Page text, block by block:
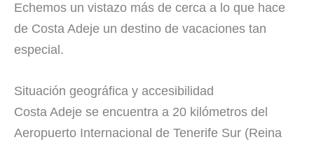
Echemos un vistazo más de cerca a lo que hace
de Costa Adeje un destino de vacaciones tan
especial.
Situación geográfica y accesibilidad
Costa Adeje se encuentra a 20 kilómetros del
Aeropuerto Internacional de Tenerife Sur (Reina